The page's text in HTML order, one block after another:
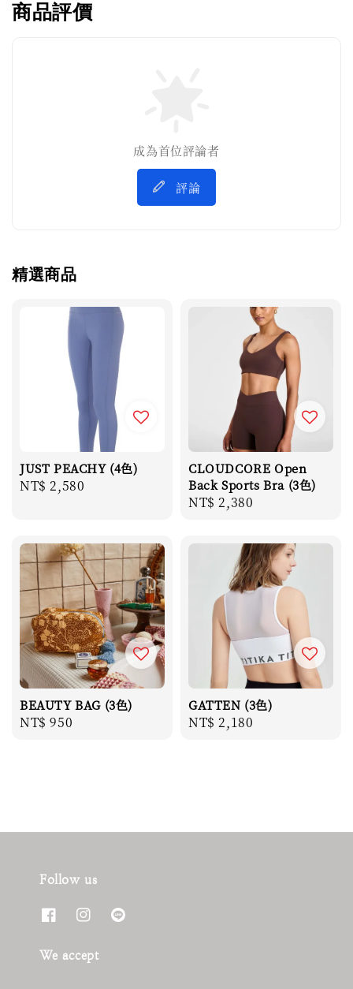
商品評價
成為首位評論者
評論
精選商品
JUST PEACHY (4色)
Regular
NT$ 2,580
CLOUDCORE Open
Back Sports Bra (3色)
Regular
NT$ 2,380
BEAUTY BAG (3色)
Regular
NT$ 950
GATTEN (3色)
Regular
NT$ 2,180
Follow us
We accept